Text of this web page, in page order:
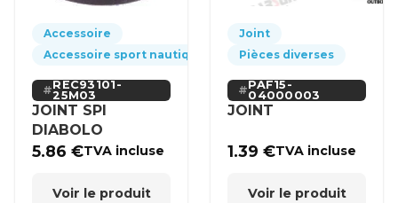
Accessoire
Accessoire sport nautique
REC93101-
25M03
JOINT SPI
DIABOLO
5.86€TVA incluse
Voir le produit
Joint
Pièces diverses
PAF15-
04000003
JOINT
1.39€TVA incluse
Voir le produit